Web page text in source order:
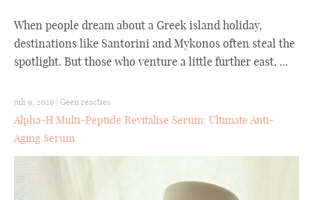
When people dream about a Greek island holiday,
destinations like Santorini and Mykonos often steal the
spotlight. But those who venture a little further east, ...
juli 9, 2026 | Geen reacties
Alpha-H Multi-Peptide Revitalise Serum: Ultimate Anti-
Aging Serum